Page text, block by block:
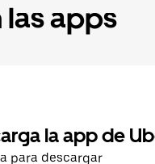
las apps
la app de
para descargar